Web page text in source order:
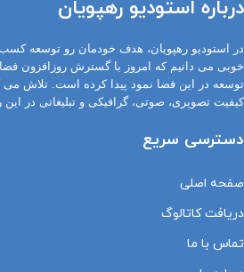
درباره استودیو رهپویان
در استودیو رهپویان، هدف خودمان رو توسعه
خوبی می دانیم که امروز با گسترش روزافزون
توسعه در این فضا نمود پیدا کرده است. تلاش می
کیفیت تصویری، صوتی، گرافیکی و تبلیغاتی در این
دسترسی سریع
صفحه اصلی
دریافت کاتالوگ
تماس با ما